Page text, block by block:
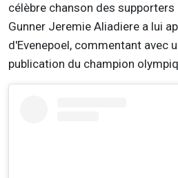
célèbre chanson des supporters
Gunner Jeremie Aliadiere a lui
d'Evenepoel, commentant avec
publication du champion